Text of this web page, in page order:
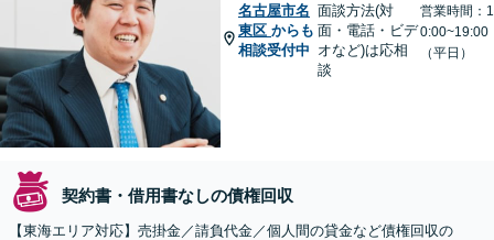
名古屋市名
東区 からも
相談受付中
面談方法(対
面・電話・ビデ
オなど)は応相
談
営業時間：1
0:00~19:00
（平日）
契約書・借用書なしの債権回収
【東海エリア対応】売掛金／請負代金／個人間の貸金など債権回収の